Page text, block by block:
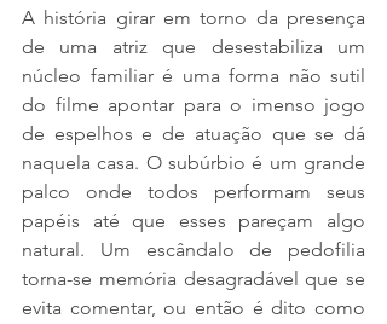
A história girar em torno da presença
de uma atriz que desestabiliza um
núcleo familiar é uma forma não sutil
do filme apontar para o imenso jogo
de espelhos e de atuação que se dá
naquela casa. O subúrbio é um grande
palco onde todos performam seus
papéis até que esses pareçam algo
natural. Um escândalo de pedofilia
torna-se memória desagradável que se
evita comentar, ou então é dito como